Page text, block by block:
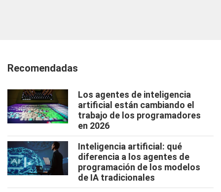
Recomendadas
Los agentes de inteligencia
artificial están cambiando el
trabajo de los programadores
en 2026
Inteligencia artificial: qué
diferencia a los agentes de
programación de los modelos
de IA tradicionales